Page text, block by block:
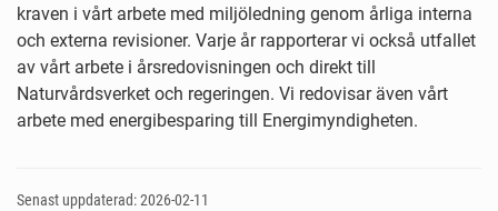
kraven i vårt arbete med miljöledning genom årliga interna
och externa revisioner. Varje år rapporterar vi också utfallet
av vårt arbete i årsredovisningen och direkt till
Naturvårdsverket och regeringen. Vi redovisar även vårt
arbete med energibesparing till Energimyndigheten.
Senast uppdaterad: 2026-02-11